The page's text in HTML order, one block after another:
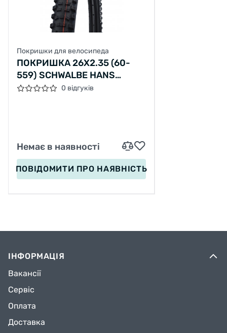
Покришки для велосипеда
ПОКРИШКА 26X2.35 (60-
559) SCHWALBE HANS
DAMPF EVO, SUPER TRAIL,
0 відгуків
Немає в наявності
ПОВІДОМИТИ ПРО НАЯВНІСТЬ
ІНФОРМАЦІЯ
Вакансії
Сервіс
Оплата
Доставка